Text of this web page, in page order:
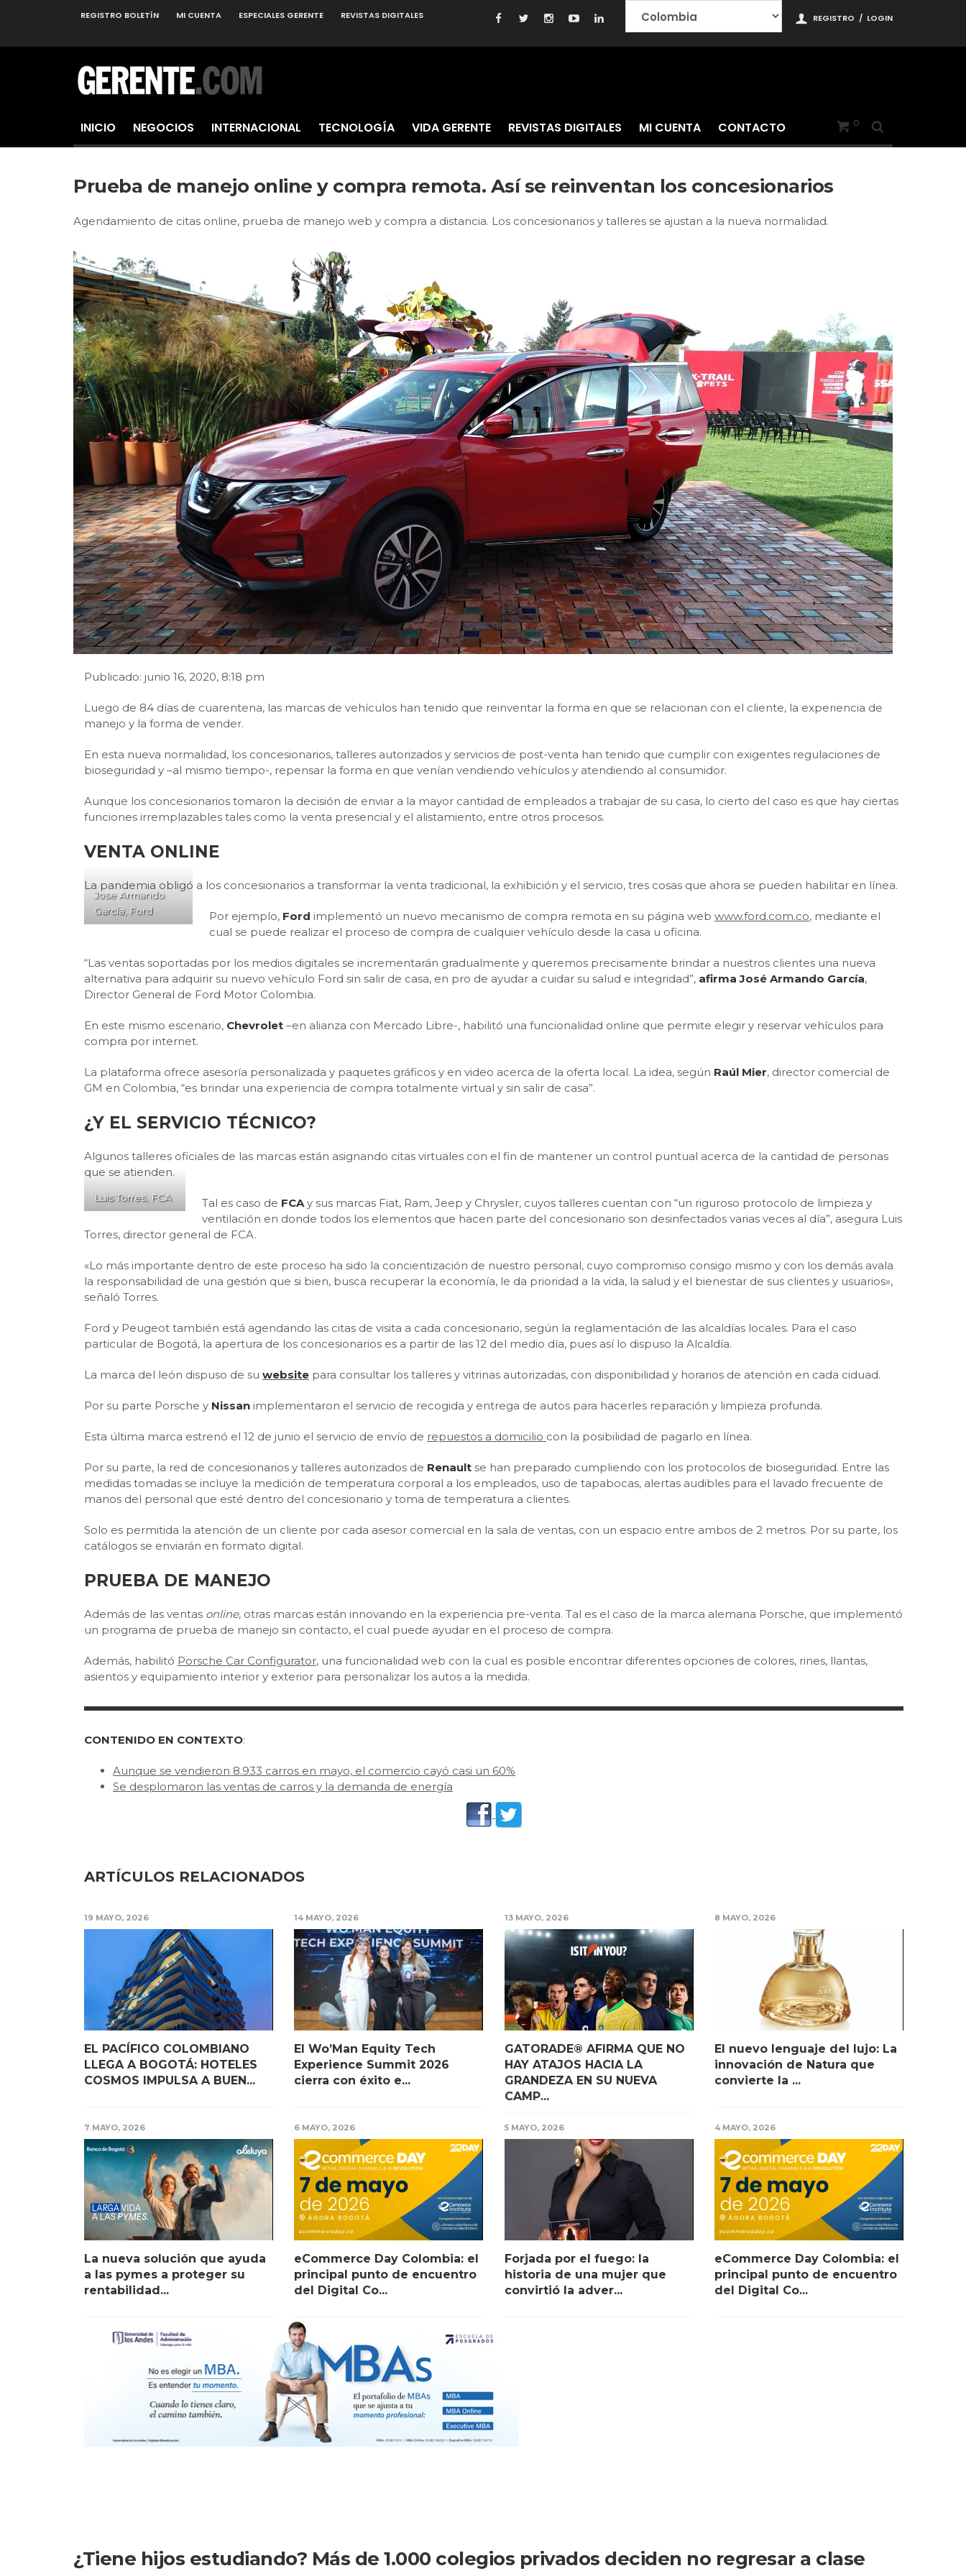
REGISTRO / LOGIN
REGISTRO BOLETÍN MI CUENTA ESPECIALES GERENTE REVISTAS DIGITALES
0
INICIO NEGOCIOS INTERNACIONAL TECNOLOGÍA VIDA GERENTE REVISTAS DIGITALES MI CUENTA CONTACTO
Prueba de manejo online y compra remota. Así se reinventan los concesionarios
Agendamiento de citas online, prueba de manejo web y compra a distancia. Los concesionarios y talleres se ajustan a la nueva normalidad.
Publicado: junio 16, 2020, 8:18 pm
Luego de 84 días de cuarentena, las marcas de vehículos han tenido que reinventar la forma en que se relacionan con el cliente, la experiencia de
manejo y la forma de vender.
En esta nueva normalidad, los concesionarios, talleres autorizados y servicios de post-venta han tenido que cumplir con exigentes regulaciones de
bioseguridad y –al mismo tiempo-, repensar la forma en que venían vendiendo vehículos y atendiendo al consumidor.
Aunque los concesionarios tomaron la decisión de enviar a la mayor cantidad de empleados a trabajar de su casa, lo cierto del caso es que hay ciertas
funciones irremplazables tales como la venta presencial y el alistamiento, entre otros procesos.
VENTA ONLINE
La pandemia obligó a los concesionarios a transformar la venta tradicional, la exhibición y el servicio, tres cosas que ahora se pueden habilitar en línea.
Jose Armando
García, Ford
Por ejemplo, Ford implementó un nuevo mecanismo de compra remota en su página web www.ford.com.co, mediante el
cual se puede realizar el proceso de compra de cualquier vehículo desde la casa u oficina.
“Las ventas soportadas por los medios digitales se incrementarán gradualmente y queremos precisamente brindar a nuestros clientes una nueva
alternativa para adquirir su nuevo vehículo Ford sin salir de casa, en pro de ayudar a cuidar su salud e integridad”, afirma José Armando García,
Director General de Ford Motor Colombia.
En este mismo escenario, Chevrolet –en alianza con Mercado Libre-, habilitó una funcionalidad online que permite elegir y reservar vehículos para
compra por internet.
La plataforma ofrece asesoría personalizada y paquetes gráficos y en video acerca de la oferta local. La idea, según Raúl Mier, director comercial de
GM en Colombia, “es brindar una experiencia de compra totalmente virtual y sin salir de casa”.
¿Y EL SERVICIO TÉCNICO?
Algunos talleres oficiales de las marcas están asignando citas virtuales con el fin de mantener un control puntual acerca de la cantidad de personas
que se atienden.
Luis Torres, FCA Tal es caso de FCAy sus marcas Fiat, Ram, Jeep y Chrysler, cuyos talleres cuentan con “un riguroso protocolo de limpieza y
ventilación en donde todos los elementos que hacen parte del concesionario son desinfectados varias veces al día”, asegura Luis
Torres, director general de FCA.
«Lo más importante dentro de este proceso ha sido la concientización de nuestro personal, cuyo compromiso consigo mismo y con los demás avala
la responsabilidad de una gestión que si bien, busca recuperar la economía, le da prioridad a la vida, la salud y el bienestar de sus clientes y usuarios»,
señaló Torres.
Ford y Peugeot también está agendando las citas de visita a cada concesionario, según la reglamentación de las alcaldías locales. Para el caso
particular de Bogotá, la apertura de los concesionarios es a partir de las 12 del medio día, pues así lo dispuso la Alcaldía.
La marca del león dispuso de su website para consultar los talleres y vitrinas autorizadas, con disponibilidad y horarios de atención en cada ciduad.
Por su parte Porsche y Nissan implementaron el servicio de recogida y entrega de autos para hacerles reparación y limpieza profunda.
Esta última marca estrenó el 12 de junio el servicio de envío de repuestos a domicilio con la posibilidad de pagarlo en línea.
Por su parte, la red de concesionarios y talleres autorizados de Renault se han preparado cumpliendo con los protocolos de bioseguridad. Entre las
medidas tomadas se incluye la medición de temperatura corporal a los empleados, uso de tapabocas, alertas audibles para el lavado frecuente de
manos del personal que esté dentro del concesionario y toma de temperatura a clientes.
Solo es permitida la atención de un cliente por cada asesor comercial en la sala de ventas, con un espacio entre ambos de 2 metros. Por su parte, los
catálogos se enviarán en formato digital.
PRUEBA DE MANEJO
Además de las ventas online, otras marcas están innovando en la experiencia pre-venta. Tal es el caso de la marca alemana Porsche, que implementó
un programa de prueba de manejo sin contacto, el cual puede ayudar en el proceso de compra.
Además, habilitó Porsche Car Configurator, una funcionalidad web con la cual es posible encontrar diferentes opciones de colores, rines, llantas,
asientos y equipamiento interior y exterior para personalizar los autos a la medida.
CONTENIDO EN CONTEXTO:
Aunque se vendieron 8.933 carros en mayo, el comercio cayó casi un 60%
Se desplomaron las ventas de carros y la demanda de energía
ARTÍCULOS RELACIONADOS
19 MAYO, 2026
EL PACÍFICO COLOMBIANO
LLEGA A BOGOTÁ: HOTELES
COSMOS IMPULSA A BUEN...
14 MAYO, 2026
El Wo’Man Equity Tech
Experience Summit 2026
cierra con éxito e...
13 MAYO, 2026
GATORADE® AFIRMA QUE NO
HAY ATAJOS HACIA LA
GRANDEZA EN SU NUEVA
CAMP...
8 MAYO, 2026
El nuevo lenguaje del lujo: La
innovación de Natura que
convierte la ...
7 MAYO, 2026
La nueva solución que ayuda
a las pymes a proteger su
rentabilidad...
6 MAYO, 2026
eCommerce Day Colombia: el
principal punto de encuentro
del Digital Co...
5 MAYO, 2026
Forjada por el fuego: la
historia de una mujer que
convirtió la adver...
4 MAYO, 2026
eCommerce Day Colombia: el
principal punto de encuentro
del Digital Co...
¿Tiene hijos estudiando? Más de 1.000 colegios privados deciden no regresar a clase